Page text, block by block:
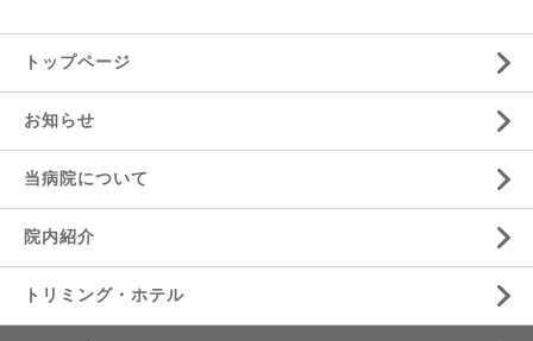
トップページ
お知らせ
当病院について
院内紹介
トリミング・ホテル